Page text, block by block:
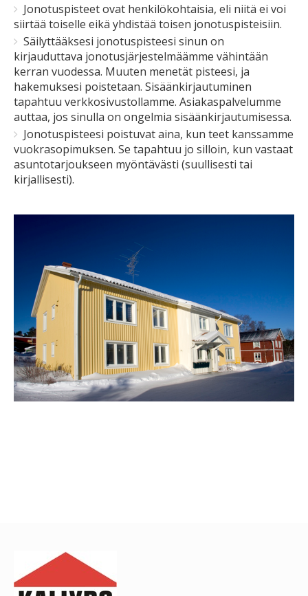
Jonotuspisteet ovat henkilökohtaisia, eli niitä ei voi
siirtää toiselle eikä yhdistää toisen jonotuspisteisiin.
Säilyttääksesi jonotuspisteesi sinun on
kirjauduttava jonotusjärjestelmäämme vähintään
kerran vuodessa. Muuten menetät pisteesi, ja
hakemuksesi poistetaan. Sisäänkirjautuminen
tapahtuu verkkosivustollamme. Asiakaspalvelumme
auttaa, jos sinulla on ongelmia sisäänkirjautumisessa.
Jonotuspisteesi poistuvat aina, kun teet kanssamme
vuokrasopimuksen. Se tapahtuu jo silloin, kun vastaat
asuntotarjoukseen myöntävästi (suullisesti tai
kirjallisesti).